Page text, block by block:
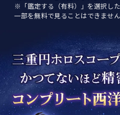
※「鑑定する（有料）」を選択し
一部を無料で見ることはできません